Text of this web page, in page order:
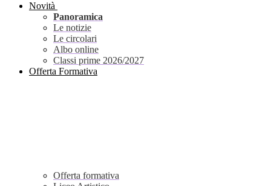
Novità
Panoramica
Le notizie
Le circolari
Albo online
Classi prime 2026/2027
Offerta Formativa
Offerta formativa